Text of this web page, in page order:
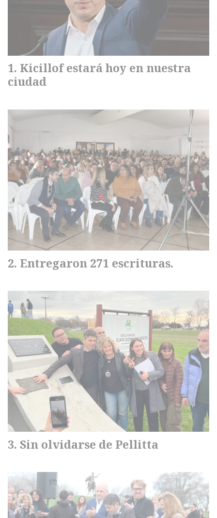
Kicillof estará hoy en nuestra
ciudad
Entregaron 271 escrituras.
Sin olvidarse de Pellitta